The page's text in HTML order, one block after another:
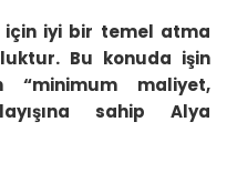
için iyi bir temel atma
Bu konuda işin
maliyet,
sahip Alya